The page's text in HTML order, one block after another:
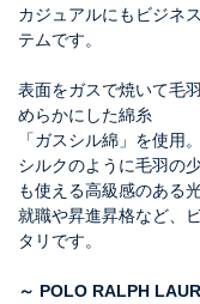
カジュアルにもビジネ
テムです。
表面をガスで焼いて毛
めらかにした綿糸
「ガスシル綿」を使用。
シルクのように毛羽の
も使える高級感のある
就職や昇進昇格など、
タリです。
～ POLO RALPH